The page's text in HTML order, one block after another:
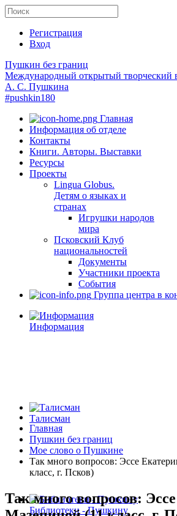
Регистрация
Вход
Пушкин без границ
Международный открытый творческий
А. С. Пушкина
#pushkin180
Главная
Информация об отделе
Контакты
Книги. Авторы. Выставки
Ресурсы
Проекты
Lingua Globus.
Детям о языках и
странах
Игрушки народов
мира
Псковский Клуб
национальностей
Документы
Участники проекта
События
Группа центра в
Информация
Талисман
Библиотеки - Пушкину
Главная
Пушкин без границ
Мое слово о Пушкине
Так много вопросов: Эссе
класс, г. Псков)
Так много вопросов: